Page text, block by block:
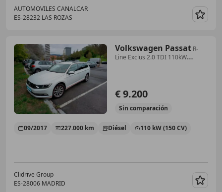
AUTOMOVILES CANALCAR
ES-28232 LAS ROZAS
Volkswagen Passat R-
Line Exclus 2.0 TDI 110kW
€ 9.200
Sin comparación
09/2017 227.000 km Diésel 110 kW (150 CV)
Clidrive Group
ES-28006 MADRID